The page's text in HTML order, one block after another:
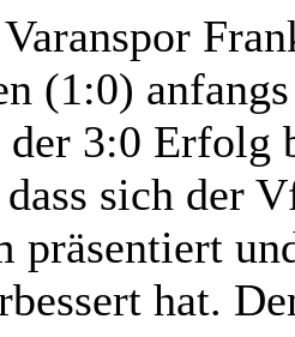
(1:0)
der 3:0 Erfolg
sich der
präsentiert
hat.